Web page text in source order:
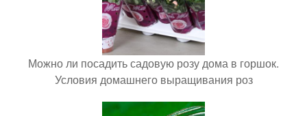
Можно ли посадить садовую розу дома в горшок.
Условия домашнего выращивания роз